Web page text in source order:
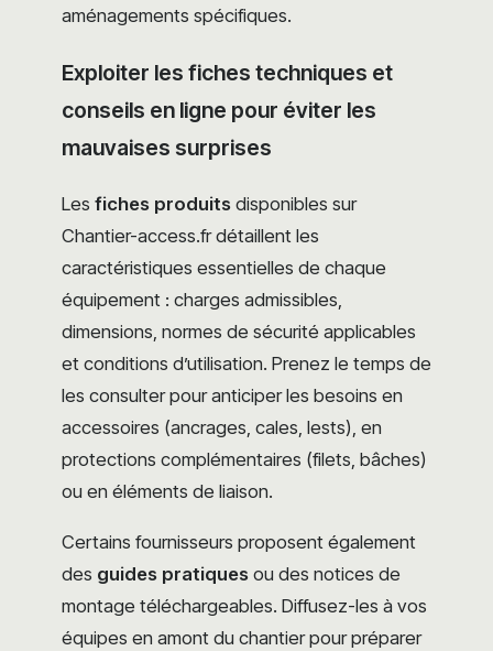
aménagements spécifiques.
Exploiter les fiches techniques et
conseils en ligne pour éviter les
mauvaises surprises
Les fiches produits disponibles sur
Chantier-access.fr détaillent les
caractéristiques essentielles de chaque
équipement : charges admissibles,
dimensions, normes de sécurité applicables
et conditions d’utilisation. Prenez le temps de
les consulter pour anticiper les besoins en
accessoires (ancrages, cales, lests), en
protections complémentaires (filets, bâches)
ou en éléments de liaison.
Certains fournisseurs proposent également
des guides pratiques ou des notices de
montage téléchargeables. Diffusez-les à vos
équipes en amont du chantier pour préparer